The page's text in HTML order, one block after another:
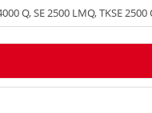
Q, SE 2500 LMQ, TKSE 2500